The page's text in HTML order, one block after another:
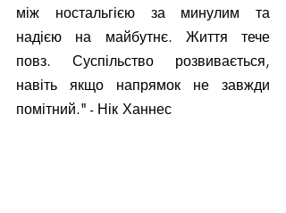
між ностальгією за минулим та
надією на майбутнє. Життя тече
повз. Суспільство розвивається,
навіть якщо напрямок не завжди
помітний." - Нік Ханнес